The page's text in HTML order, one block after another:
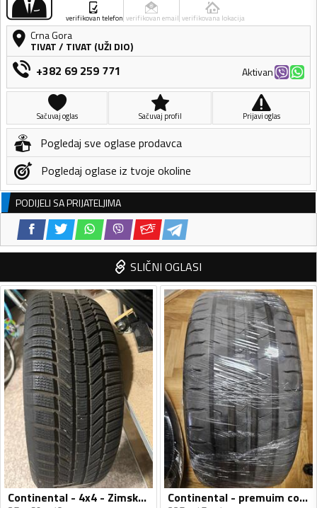
verifikovan telefon verifikovan email verifikovana lokacija
Crna Gora
TIVAT/ TIVAT (UŽI DIO)
+382 69 259 771 Aktivan
Sačuvaj oglas Sačuvaj profil Prijavi oglas
Pogledaj sve oglase prodavca
Pogledaj oglase iz tvoje okoline
PODIJELI SA PRIJATELJIMA
SLIČNI OGLASI
Continental - 4x4 - Zimska guma Continental - premuim contact 6 i 7 - Ljetnja guma